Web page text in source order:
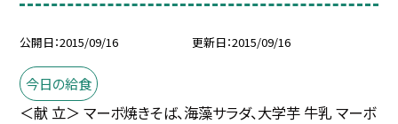
公開日 2015/09/16 更新日 2015/09/16
今日の給食
＜献 立＞ マーボ焼きそば、海藻サラダ、大学芋 牛乳 マーボ